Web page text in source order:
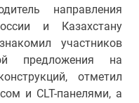
направления
и Казахстану
участников
предложения на
отметил
и CLT-панелями, а